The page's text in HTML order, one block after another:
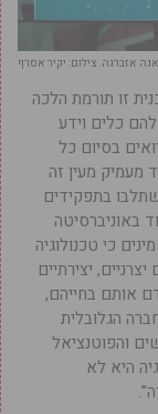
אזברגה. צילום: יקיר אסרף
זו תורמת הלכה
כלים וידע
בסיום כל
מעמיק מעין זה
בתפקידים
באוניברסיטה
כי טכנולוגיה
יצירתיים
אותם בחייהם,
הגלובלית
והפוטנציאל
היא לא